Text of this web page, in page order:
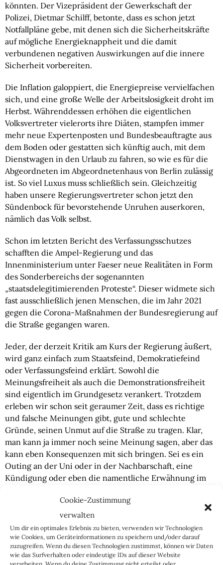
Cookie-Zustimmung
verwalten
Um dir ein optimales Erlebnis zu bieten, verwenden wir Technologien
wie Cookies, um Geräteinformationen zu speichern und/oder darauf
zuzugreifen. Wenn du diesen Technologien zustimmst, können wir Daten
wie das Surfverhalten oder eindeutige IDs auf dieser Website
verarbeiten. Wenn du deine Zustimmung nicht erteilst oder
könnten. Der Vizepräsident der Gewerkschaft der
Polizei, Dietmar Schilff, betonte, dass es schon jetzt
Notfallpläne gebe, mit denen sich die Sicherheitskräfte
auf mögliche Energieknappheit und die damit
verbundenen negativen Auswirkungen auf die innere
Sicherheit vorbereiten.
Die Inflation galoppiert, die Energiepreise vervielfachen
sich, und eine große Welle der Arbeitslosigkeit droht im
Herbst. Währenddessen erhöhen die eigentlichen
Volksvertreter vielerorts ihre Diäten, stampfen immer
mehr neue Expertenposten und Bundesbeauftragte aus
dem Boden oder gestatten sich künftig auch, mit dem
Dienstwagen in den Urlaub zu fahren, so wie es für die
Abgeordneten im Abgeordnetenhaus von Berlin zulässig
ist. So viel Luxus muss schließlich sein. Gleichzeitig
haben unsere Regierungsvertreter schon jetzt den
Sündenbock für bevorstehende Unruhen auserkoren,
nämlich das Volk selbst.
Schon im letzten Bericht des Verfassungsschutzes
schafften die Ampel-Regierung und das
Innenministerium unter Faeser neue Realitäten in Form
des Sonderbereichs der sogenannten
„staatsdelegitimierenden Proteste“. Dieser widmete sich
fast ausschließlich jenen Menschen, die im Jahr 2021
gegen die Corona-Maßnahmen der Bundesregierung auf
die Straße gegangen waren.
Jeder, der derzeit Kritik am Kurs der Regierung äußert,
wird ganz einfach zum Staatsfeind, Demokratiefeind
oder Verfassungsfeind erklärt. Sowohl die
Meinungsfreiheit als auch die Demonstrationsfreiheit
sind eigentlich im Grundgesetz verankert. Trotzdem
erleben wir schon seit geraumer Zeit, dass es richtige
und falsche Meinungen gibt, gute und schlechte
Gründe, seinen Unmut auf die Straße zu tragen. Klar,
man kann ja immer noch seine Meinung sagen, aber das
kann eben Konsequenzen mit sich bringen. Sei es ein
Outing an der Uni oder in der Nachbarschaft, eine
Kündigung oder eben die namentliche Erwähnung im
Der Staatsapparat wird immer weiter aufgebläht und
ausgeweitet. Und am Ende tragen nicht die Politiker
Schuld an den Sanktionen gegen Russland und den
steigenden Staatsabgaben, die sie verantwortet haben,
sondern jene Bürger, Parteien und Bewegungen, die